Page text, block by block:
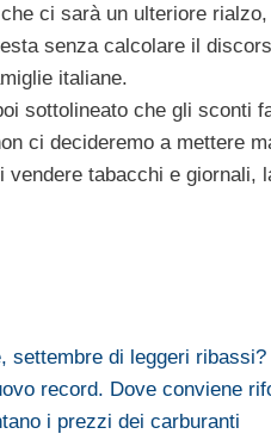
ci sarà un ulteriore
senza calcolare il
italiane.
sottolineato che gli sconti
ci decideremo a mettere
vendere tabacchi e giornali,
settembre di leggeri ribassi?
record. Dove conviene
i prezzi dei carburanti